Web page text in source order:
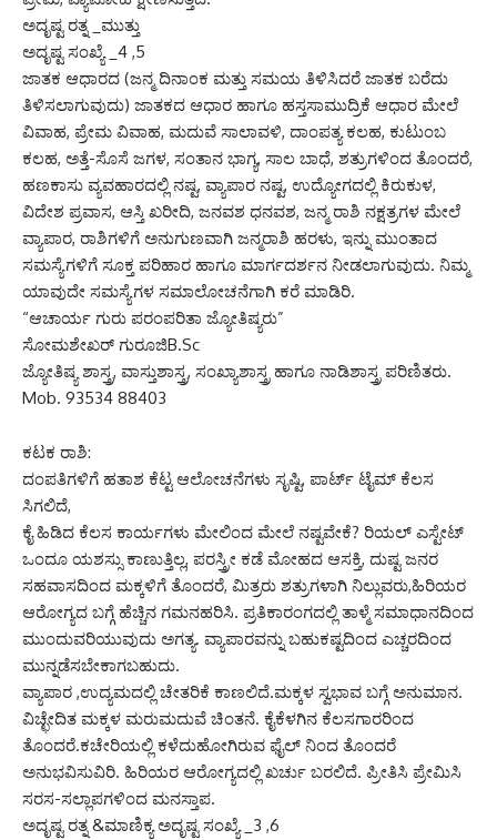
ಅದೃಷ್ಟ ರತ್ನ _ಮುತ್ತು
ಅದೃಷ್ಟ ಸಂಖ್ಯೆ _4 ,5
ಜಾತಕ ಆಧಾರದ (ಜನ್ಮ ದಿನಾಂಕ ಮತ್ತು ಸಮಯ ತಿಳಿಸಿದರೆ ಜಾತಕ ಬರೆದು
ತಿಳಿಸಲಾಗುವುದು) ಜಾತಕದ ಆಧಾರ ಹಾಗೂ ಹಸ್ತಸಾಮುದ್ರಿಕೆ ಆಧಾರ ಮೇಲೆ
ವಿವಾಹ, ಪ್ರೇಮ ವಿವಾಹ, ಮದುವೆ ಸಾಲಾವಳಿ, ದಾಂಪತ್ಯ ಕಲಹ, ಕುಟುಂಬ
ಕಲಹ, ಅತ್ತೆ-ಸೊಸೆ ಜಗಳ, ಸಂತಾನ ಭಾಗ್ಯ, ಸಾಲ ಬಾಧೆ, ಶತ್ರುಗಳಿಂದ ತೊಂದರೆ,
ಹಣಕಾಸು ವ್ಯವಹಾರದಲ್ಲಿ ನಷ್ಟ, ವ್ಯಾಪಾರ ನಷ್ಟ, ಉದ್ಯೋಗದಲ್ಲಿ ಕಿರುಕುಳ,
ವಿದೇಶ ಪ್ರವಾಸ, ಆಸ್ತಿ ಖರೀದಿ, ಜನವಶ ಧನವಶ, ಜನ್ಮ ರಾಶಿ ನಕ್ಷತ್ರಗಳ ಮೇಲೆ
ವ್ಯಾಪಾರ, ರಾಶಿಗಳಿಗೆ ಅನುಗುಣವಾಗಿ ಜನ್ಮರಾಶಿ ಹರಳು, ಇನ್ನು ಮುಂತಾದ
ಸಮಸ್ಯೆಗಳಿಗೆ ಸೂಕ್ತ ಪರಿಹಾರ ಹಾಗೂ ಮಾರ್ಗದರ್ಶನ ನೀಡಲಾಗುವುದು. ನಿಮ್ಮ
ಯಾವುದೇ ಸಮಸ್ಯೆಗಳ ಸಮಾಲೋಚನೆಗಾಗಿ ಕರೆ ಮಾಡಿರಿ.
“ಆಚಾರ್ಯ ಗುರು ಪರಂಪರಿತಾ ಜ್ಯೋತಿಷ್ಯರು”
ಸೋಮಶೇಖರ್ ಗುರೂಜಿB.Sc
ಜ್ಯೋತಿಷ್ಯ ಶಾಸ್ತ್ರ, ವಾಸ್ತುಶಾಸ್ತ್ರ, ಸಂಖ್ಯಾಶಾಸ್ತ್ರ ಹಾಗೂ ನಾಡಿಶಾಸ್ತ್ರ ಪರಿಣಿತರು.
Mob. 93534 88403
ಕಟಕ ರಾಶಿ:
ದಂಪತಿಗಳಿಗೆ ಹತಾಶ ಕೆಟ್ಟ ಆಲೋಚನೆಗಳು ಸೃಷ್ಟಿ, ಪಾರ್ಟ್ ಟೈಮ್ ಕೆಲಸ
ಸಿಗಲಿದೆ,
ಕೈ ಹಿಡಿದ ಕೆಲಸ ಕಾರ್ಯಗಳು ಮೇಲಿಂದ ಮೇಲೆ ನಷ್ಟವೇಕೆ? ರಿಯಲ್ ಎಸ್ಟೇಟ್
ಒಂದೂ ಯಶಸ್ಸು ಕಾಣುತ್ತಿಲ್ಲ, ಪರಸ್ತ್ರೀ ಕಡೆ ಮೋಹದ ಆಸಕ್ತಿ, ದುಷ್ಟ ಜನರ
ಸಹವಾಸದಿಂದ ಮಕ್ಕಳಿಗೆ ತೊಂದರೆ, ಮಿತ್ರರು ಶತ್ರುಗಳಾಗಿ ನಿಲ್ಲುವರು,ಹಿರಿಯರ
ಆರೋಗ್ಯದ ಬಗ್ಗೆ ಹೆಚ್ಚಿನ ಗಮನಹರಿಸಿ. ಪ್ರತಿಕಾರಂಗದಲ್ಲಿ ತಾಳ್ಮೆ ಸಮಾಧಾನದಿಂದ
ಮುಂದುವರಿಯುವುದು ಅಗತ್ಯ. ವ್ಯಾಪಾರವನ್ನು ಬಹುಕಷ್ಟದಿಂದ ಎಚ್ಚರದಿಂದ
ಮುನ್ನಡೆಸಬೇಕಾಗಬಹುದು.
ವ್ಯಾಪಾರ ,ಉದ್ಯಮದಲ್ಲಿ ಚೇತರಿಕೆ ಕಾಣಲಿದೆ.ಮಕ್ಕಳ ಸ್ವಭಾವ ಬಗ್ಗೆ ಅನುಮಾನ.
ವಿಚ್ಛೇದಿತ ಮಕ್ಕಳ ಮರುಮದುವೆ ಚಿಂತನೆ. ಕೈಕೆಳಗಿನ ಕೆಲಸಗಾರರಿಂದ
ತೊಂದರೆ.ಕಚೇರಿಯಲ್ಲಿ ಕಳೆದುಹೋಗಿರುವ ಫೈಲ್ ನಿಂದ ತೊಂದರೆ
ಅನುಭವಿಸುವಿರಿ. ಹಿರಿಯರ ಆರೋಗ್ಯದಲ್ಲಿ ಖರ್ಚು ಬರಲಿದೆ. ಪ್ರೀತಿಸಿ ಪ್ರೇಮಿಸಿ
ಸರಸ-ಸಲ್ಲಾಪಗಳಿಂದ ಮನಸ್ತಾಪ.
ಅದೃಷ್ಟ ರತ್ನ &ಮಾಣಿಕ್ಯ ಅದೃಷ್ಟ ಸಂಖ್ಯೆ _3 ,6